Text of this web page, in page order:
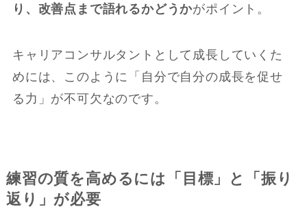
り、改善点まで語れるかどうかがポイント。
キャリアコンサルタントとして成長していくた
めには、このように「自分で自分の成長を促せ
る力」が不可欠なのです。
練習の質を高めるには「目標」と「振り
返り」が必要